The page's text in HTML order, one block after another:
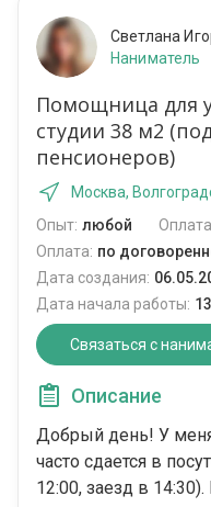
Светлана
Наниматель
Помощница для
студии 38 м2
пенсионеров)
Москва,
Опыт: любой
Оплата: по
Дата создания:
Дата начала работы:
Связаться с
Описание
Добрый день! У
часто сдается в
12:00, заезд в